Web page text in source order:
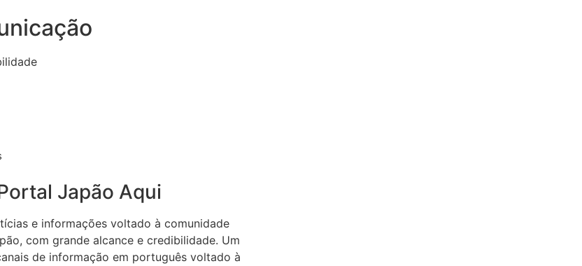
Japão Aqui
e informações voltado à comunidade
com grande alcance e credibilidade. Um
de informação em português voltado à